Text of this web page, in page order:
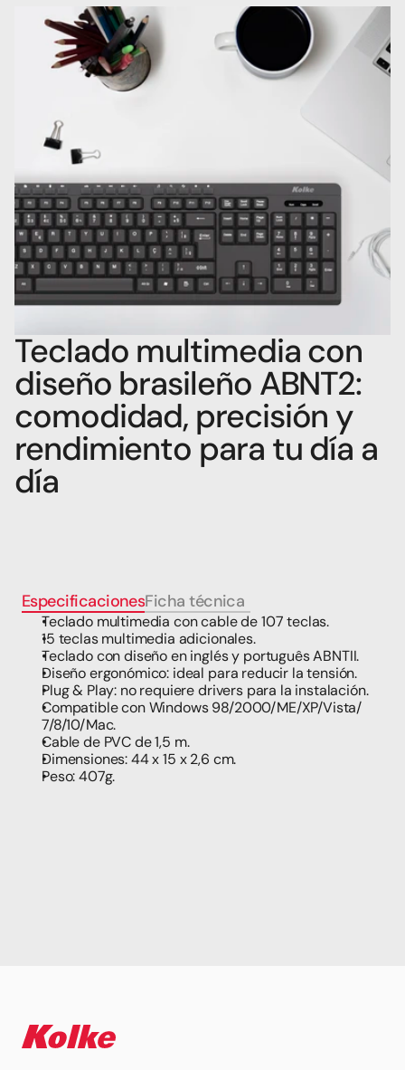
Teclado multimedia con
diseño brasileño ABNT2:
comodidad, precisión y
rendimiento para tu día a
día
EspecificacionesFicha técnica
Teclado multimedia con cable de 107 teclas.
15 teclas multimedia adicionales.
Teclado con diseño en inglés y português ABNTII.
Diseño ergonómico: ideal para reducir la tensión.
Plug & Play: no requiere drivers para la instalación.
Compatible con Windows 98/2000/ME/XP/Vista/
7/8/10/Mac.
Cable de PVC de 1,5 m.
Dimensiones: 44 x 15 x 2,6 cm.
Peso: 407g.